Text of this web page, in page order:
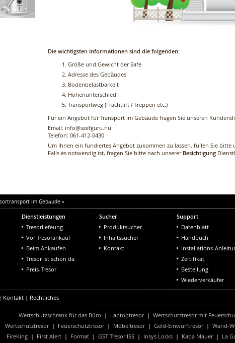
Die wichtigsten Informationen sind die folgenden:
Größe und Gewicht der Safe
Adresse des Gebäudes
Bodenbelastbarkeit
Höhenunterschied
Transportweg (Frachtlift / Treppen etc.)
Für ein Angebot für Transport im Gebäude fragen Sie unseren
Email: info@szefguru.hu
Telefon: 061-412-0430
Um Ihnen ein fundiertes Angebot zukommen zu lassen, füllen Sie bitte
Falls es notwendig ist, fragen Sie bitte nach unserer Besichtigung
im Gebäude »
Dienstleistungen
Tresorliefeung
Vor Tresorankauf
Beim Ankaufen
Tresor ist schon da
Preis-Tresor
Sucher
Produktsucher
Inhaltssucher
Kontakt
Support
Datenblatt
Handbuch
Installations-
Zertifikat
Bestellung
Wiederverkäufer
Kontakt | Rechtliches
Wertschutzschrank für das Büro | Laptoptresor| Wertschutztresor mit
Wertschutztresor| Feuerschutztresor| Möbeltresor| Geld-Einwurftresor| Wand-
FireKing | First Alert | Format | GST Tresor ISS | Insys Locks | Kaba Mauer| La